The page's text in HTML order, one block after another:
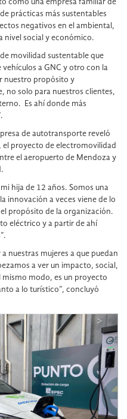
cómo una empresa familiar de
prácticas más sustentables
negativos en el ambiental,
nivel social y económico.
movilidad sustentable que
a GNC y otro con la
nuestro propósito y
no solo para nuestros clientes,
Es ahí donde más
de autotransporte reveló
el proyecto de electromovilidad
el aeropuerto de Mendoza y
hija de 12 años. Somos una
innovación a veces viene de lo
propósito de la organización.
eléctrico y a partir de ahí
nuestras mujeres a que puedan
a ver un impacto, social,
modo, es un proyecto
a lo turístico”, concluyó
>